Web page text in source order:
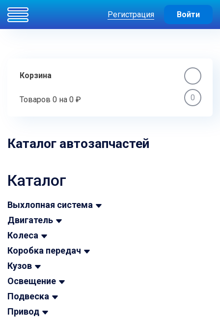
Регистрация Войти
Корзина
Товаров 0 на 0 ₽ 0
Каталог автозапчастей
Каталог
Выхлопная система
Двигатель
Колеса
Коробка передач
Кузов
Освещение
Подвеска
Привод